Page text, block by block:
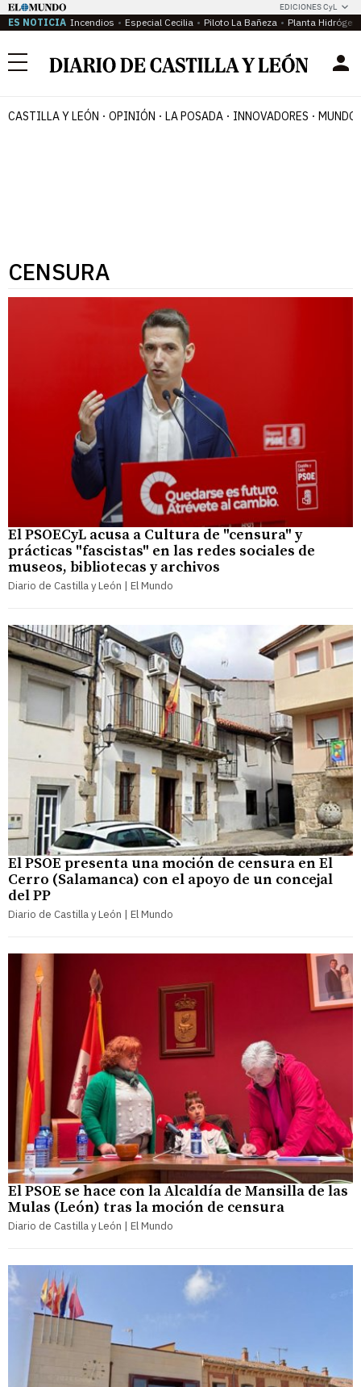
EDICIONES CyL
ES NOTICIA Incendios Especial Cecilia Piloto La Bañeza Planta
Menú
CASTILLA Y LEÓN OPINIÓN LA POSADA INNOVADORES MUNDO
CENSURA
El PSOECyL acusa a Cultura de "censura" y
prácticas "fascistas" en las redes sociales de
museos, bibliotecas y archivos
Diario de Castilla y León | El Mundo
El PSOE presenta una moción de censura en El
Cerro (Salamanca) con el apoyo de un concejal
del PP
Diario de Castilla y León | El Mundo
El PSOE se hace con la Alcaldía de Mansilla de las
Mulas (León) tras la moción de censura
Diario de Castilla y León | El Mundo